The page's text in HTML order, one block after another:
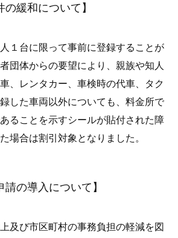
の緩和について】
１台に限って事前に登録することが
団体からの要望により、親族や知人
、レンタカー、車検時の代車、タク
した車両以外についても、料金所で
ることを示すシールが貼付された障
場合は割引対象となりました。
請の導入について】
及び市区町村の事務負担の軽減を図